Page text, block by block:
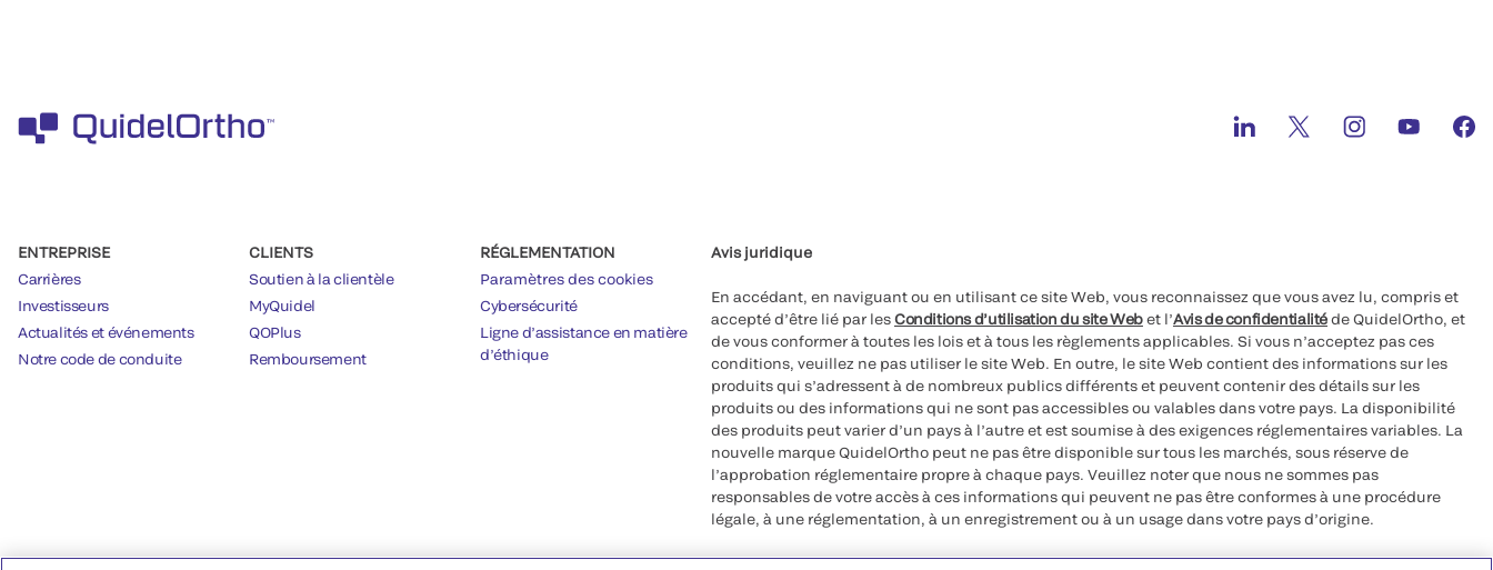
ENTREPRISE
Carrières
Investisseurs
Actualités et événements
Notre code de conduite
CLIENTS
Soutien à la clientèle
MyQuidel
QOPlus
Remboursement
RÉGLEMENTATION
Paramètres des cookies
Cybersécurité
Ligne d’assistance en matière
d’éthique
Avis juridique
En accédant, en naviguant ou en utilisant ce site Web, vous reconnaissez que vous avez lu, compris et
accepté d’être lié par lesConditions d’utilisation du site Webet l’Avis de confidentialitéde QuidelOrtho, et
de vous conformer à toutes les lois et à tous les règlements applicables. Si vous n’acceptez pas ces
conditions, veuillez ne pas utiliser le site Web. En outre, le site Web contient des informations sur les
produits qui s’adressent à de nombreux publics différents et peuvent contenir des détails sur les
produits ou des informations qui ne sont pas accessibles ou valables dans votre pays. La disponibilité
des produits peut varier d’un pays à l’autre et est soumise à des exigences réglementaires variables. La
nouvelle marque QuidelOrtho peut ne pas être disponible sur tous les marchés, sous réserve de
l’approbation réglementaire propre à chaque pays. Veuillez noter que nous ne sommes pas
responsables de votre accès à ces informations qui peuvent ne pas être conformes à une procédure
légale, à une réglementation, à un enregistrement ou à un usage dans votre pays d’origine.
©2026 QuidelOrtho Corporation. Tous droits réservés.